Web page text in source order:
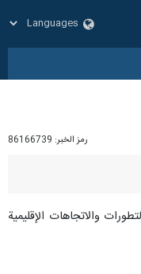
رمز الخبر: 86166739
والاتجاهات الإقليمية